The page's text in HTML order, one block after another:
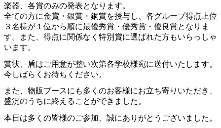
楽器、各賞のみの発表となります。
全ての方に金賞・銀賞・銅賞を授与し、各グループ得点上位
３名様が１位から順に最優秀賞・優秀賞・優良賞となりま
す。また、得点に関係なく特別賞に選ばれた方もいらっしゃ
います。
賞状、盾はご用意が整い次第各学校様宛に送付いたします。
今しばらくお待ちください。
また、物販ブースにも多くのお客様にお立ち寄りいただき、
盛況のうちに終えることができました。
本日は多くの皆様のご参加、誠にありがとうございました。